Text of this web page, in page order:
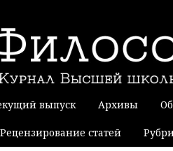
выпуск Архивы
Рецензирование статей